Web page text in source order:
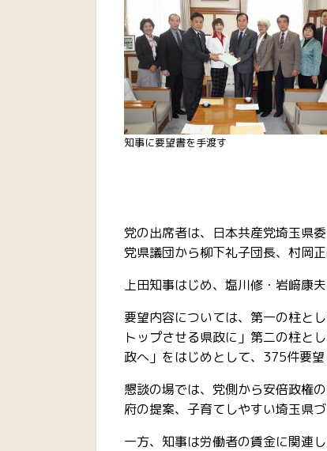
知事に要望書を手渡す
党の出席者は、日本共産党埼玉県
党県議団から柳下礼子団長、村岡
上田知事はじめ、塩川修・岩﨑康
要望内容については、第一の柱と
トップさせる県政に」第二の柱と
政へ」をはじめとして、375件要望
懇談の場では、党側から安倍政権
府の提案、子育てしやすい埼玉県
一方、知事は労働者の賃金に関連